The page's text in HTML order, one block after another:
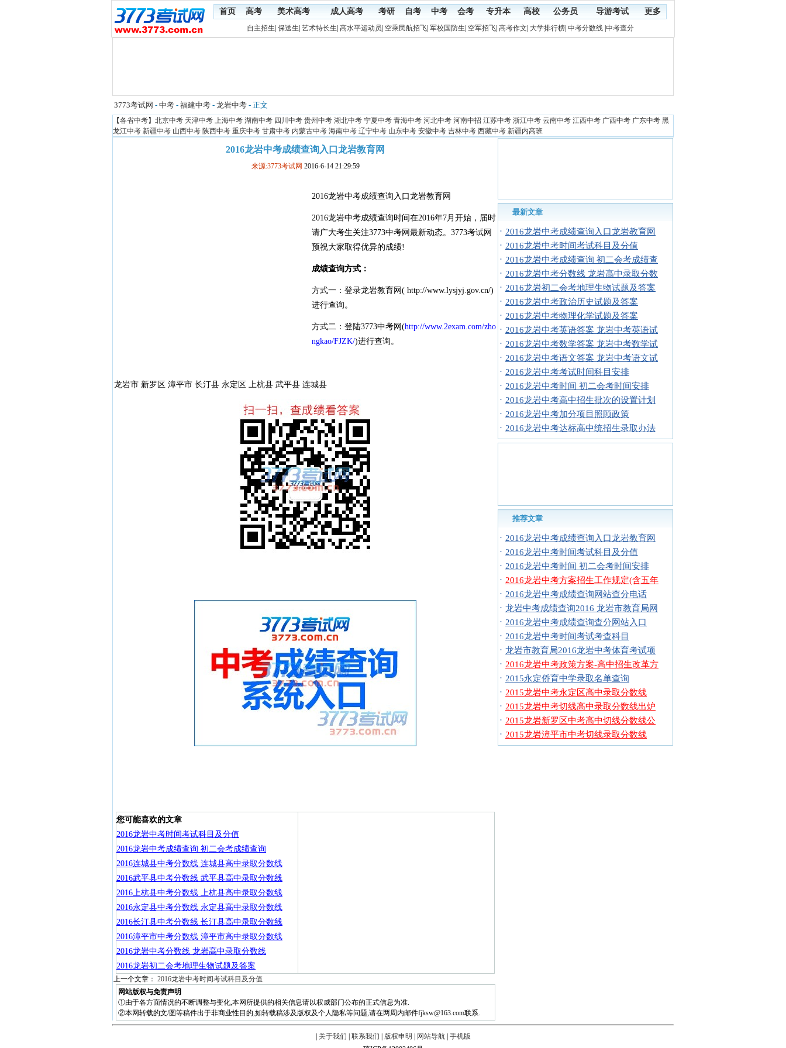
首页 高考 美术高考 成人高考 考研 自考 中考 会考 专升本 高校 公务员 导游考试 更多
自主招生 保送生 艺术特长生 高水平运动员 空乘民航招飞| 军校国防生 空军招飞| 高考作文 大学排行榜| 中考分数线| 中考查分
3773考试网 - 中考 - 福建中考 - 龙岩中考 - 正文
【各省中考】 北京中考 天津中考 上海中考 湖南中考 四川中考 贵州中考 湖北中考 宁夏中考 青海中考 河北中考 河南中招 江苏中考 浙江中考 云南中考 江西中考 广西中考 广东中考 黑
龙江中考 新疆中考 山西中考 陕西中考 重庆中考 甘肃中考 内蒙古中考 海南中考 辽宁中考 山东中考 安徽中考 吉林中考 西藏中考 新疆内高班
2016龙岩中考成绩查询入口龙岩教育网
来源:3773考试网 2016-6-14 21:29:59
2016龙岩中考成绩查询入口龙岩教育网
2016龙岩中考成绩查询时间在2016年7月开始，届时
请广大考生关注3773中考网最新动态。3773考试网
预祝大家取得优异的成绩!
成绩查询方式：
方式一：登录龙岩教育网( http://www.lysjyj.gov.cn/)
进行查询。
方式二：登陆3773中考网(http://www.2exam.com/zho
ngkao/FJZK/)进行查询。
龙岩市 新罗区 漳平市 长汀县 永定区 上杭县 武平县 连城县
您可能喜欢的文章
2016龙岩中考时间考试科目及分值
2016龙岩中考成绩查询 初二会考成绩查询
2016连城县中考分数线 连城县高中录取分数线
2016武平县中考分数线 武平县高中录取分数线
2016上杭县中考分数线 上杭县高中录取分数线
2016永定县中考分数线 永定县高中录取分数线
2016长汀县中考分数线 长汀县高中录取分数线
2016漳平市中考分数线 漳平市高中录取分数线
2016龙岩中考分数线 龙岩高中录取分数线
2016龙岩初二会考地理生物试题及答案
上一个文章： 2016龙岩中考时间考试科目及分值
网站版权与免责声明
①由于各方面情况的不断调整与变化,本网所提供的相关信息请以权威部门公布的正式信息为准.
②本网转载的文/图等稿件出于非商业性目的,如转载稿涉及版权及个人隐私等问题,请在两周内邮件fjksw@163.com联系.
最新文章
· 2016龙岩中考成绩查询入口龙岩教育网
· 2016龙岩中考时间考试科目及分值
· 2016龙岩中考成绩查询 初二会考成绩查
· 2016龙岩中考分数线 龙岩高中录取分数
· 2016龙岩初二会考地理生物试题及答案
· 2016龙岩中考政治历史试题及答案
· 2016龙岩中考物理化学试题及答案
· 2016龙岩中考英语答案 龙岩中考英语试
· 2016龙岩中考数学答案 龙岩中考数学试
· 2016龙岩中考语文答案 龙岩中考语文试
· 2016龙岩中考考试时间科目安排
· 2016龙岩中考时间 初二会考时间安排
· 2016龙岩中考高中招生批次的设置计划
· 2016龙岩中考加分项目照顾政策
· 2016龙岩中考达标高中统招生录取办法
推荐文章
· 2016龙岩中考成绩查询入口龙岩教育网
· 2016龙岩中考时间考试科目及分值
· 2016龙岩中考时间 初二会考时间安排
· 2016龙岩中考方案招生工作规定(含五年
· 2016龙岩中考成绩查询网站查分电话
· 龙岩中考成绩查询2016 龙岩市教育局网
· 2016龙岩中考成绩查询查分网站入口
· 2016龙岩中考时间考试考查科目
· 龙岩市教育局2016龙岩中考体育考试项
· 2016龙岩中考政策方案-高中招生改革方
· 2015永定侨育中学录取名单查询
· 2015龙岩中考永定区高中录取分数线
· 2015龙岩中考切线高中录取分数线出炉
· 2015龙岩新罗区中考高中切线分数线公
· 2015龙岩漳平市中考切线录取分数线
关于我们 联系我们 版权申明 网站导航| 手机版